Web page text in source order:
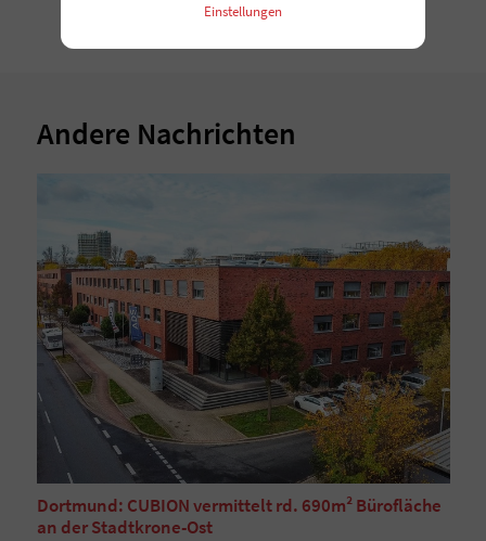
Andere Nachrichten
Dortmund: CUBION vermittelt rd. 690m² Bürofläche
an der Stadtkrone-Ost
Einstellungen